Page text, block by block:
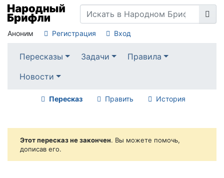
Аноним Регистрация Вход
Пересказы Задачи
Правила
Новости
Пересказ Править История
Этот пересказ не закончен. Вы можете помочь,
дописав его.